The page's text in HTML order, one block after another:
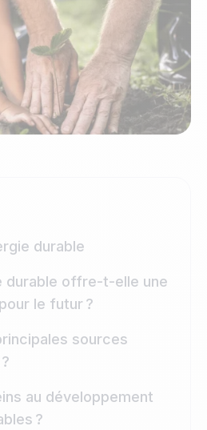
durable
durable offre-t-elle une
le futur ?
sources
au développement
?